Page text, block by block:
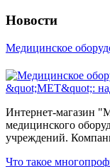
Новости
Медицинское
Интернет-магазин
медицинского
учреждений.
Что такое